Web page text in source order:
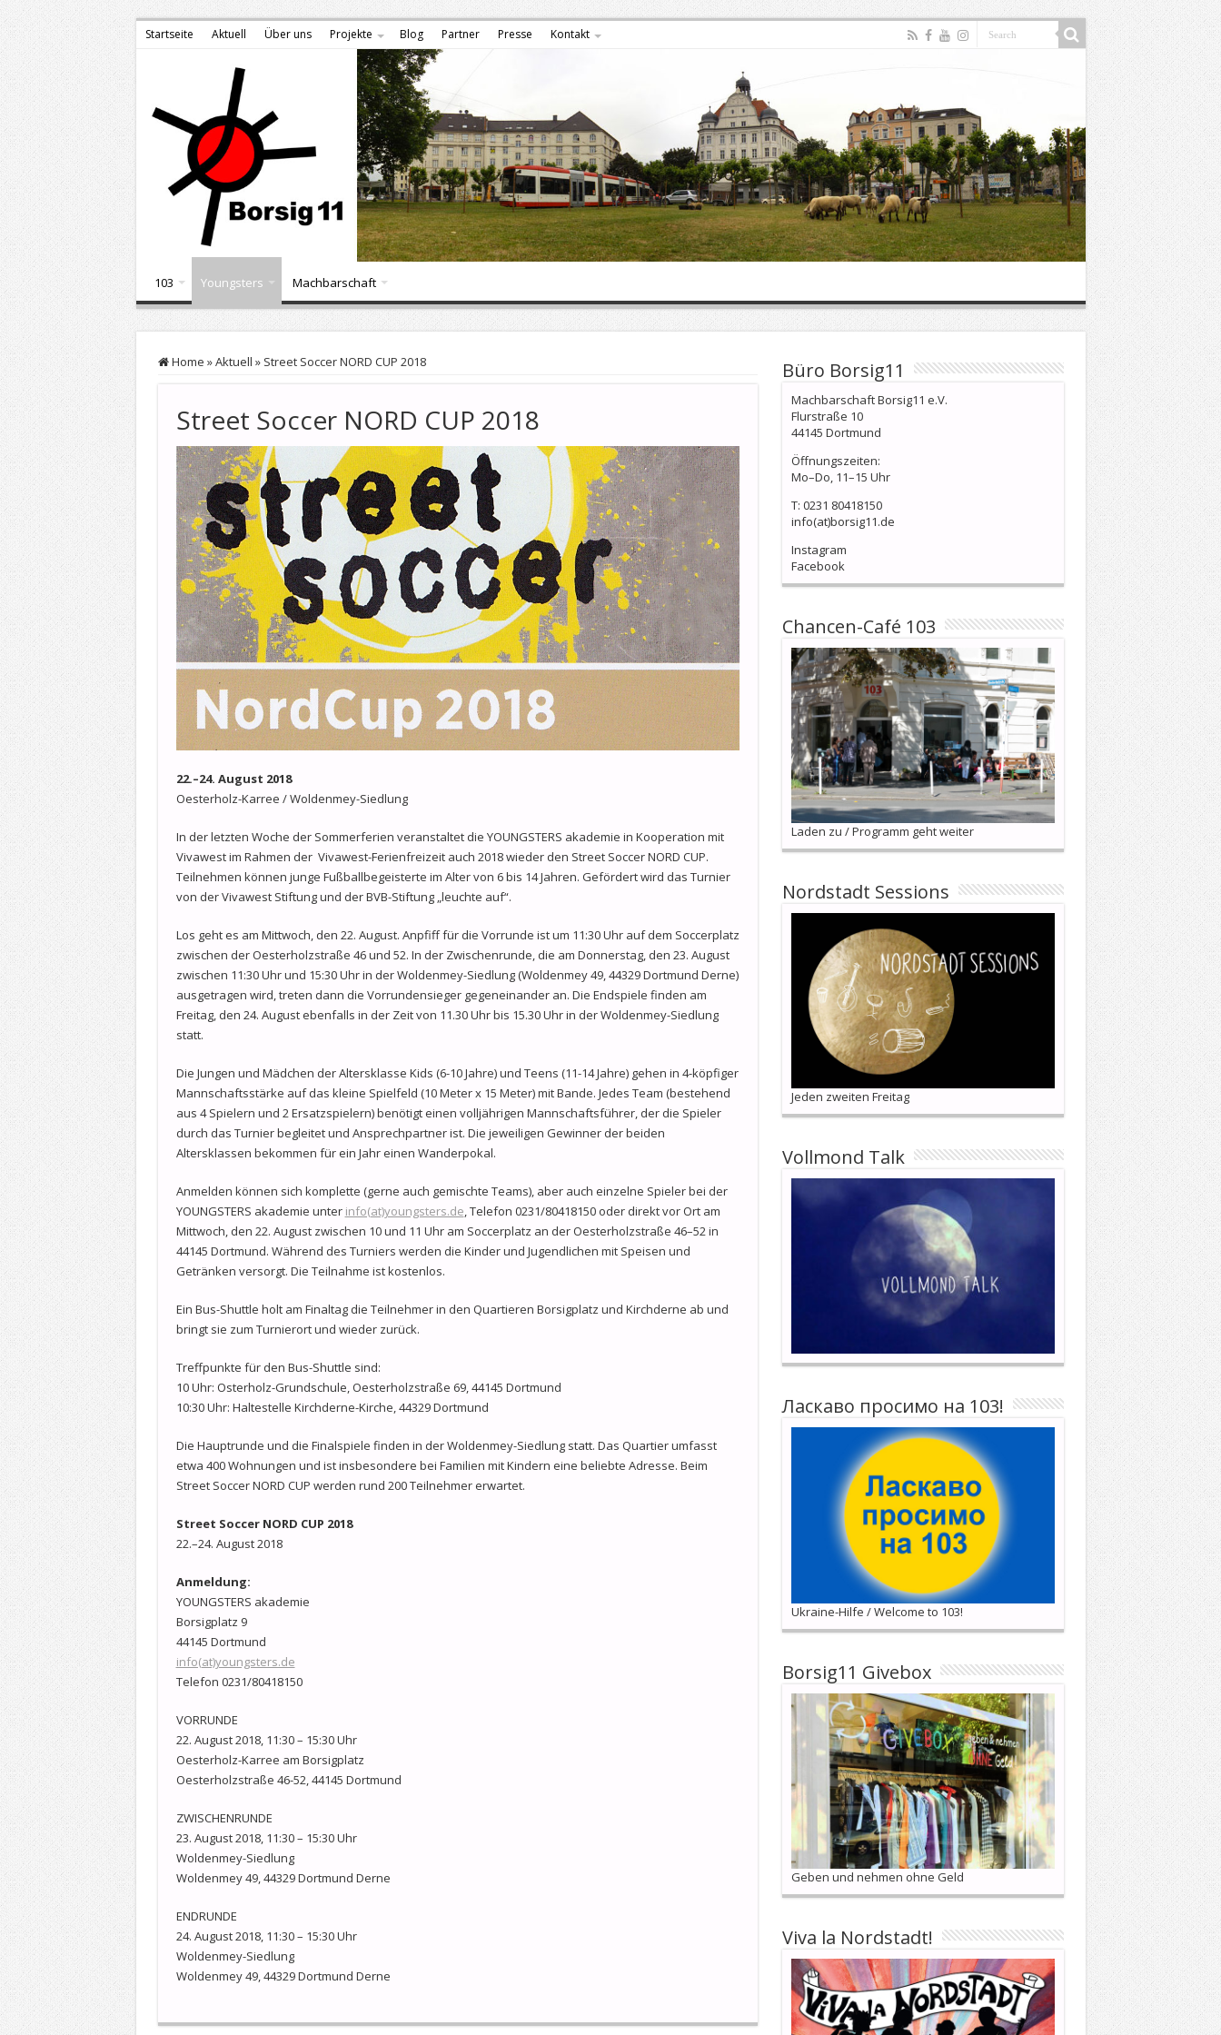
Startseite Aktuell Über uns Projekte Blog Partner Presse Kontakt
103 Youngsters Machbarschaft
Home »Aktuell » Street Soccer NORD CUP 2018
Street Soccer NORD CUP 2018
22.–24. August 2018
Oesterholz-Karree / Woldenmey-Siedlung
In der letzten Woche der Sommerferien veranstaltet die YOUNGSTERS akademie in Kooperation mit
Vivawest im Rahmen der Vivawest-Ferienfreizeit auch 2018 wieder den Street Soccer NORD CUP.
Teilnehmen können junge Fußballbegeisterte im Alter von 6 bis 14 Jahren. Gefördert wird das Turnier
von der Vivawest Stiftung und der BVB-Stiftung „leuchte auf“.
Los geht es am Mittwoch, den 22. August. Anpfiff für die Vorrunde ist um 11:30 Uhr auf dem Soccerplatz
zwischen der Oesterholzstraße 46 und 52. In der Zwischenrunde, die am Donnerstag, den 23. August
zwischen 11:30 Uhr und 15:30 Uhr in der Woldenmey-Siedlung (Woldenmey 49, 44329 Dortmund Derne)
ausgetragen wird, treten dann die Vorrundensieger gegeneinander an. Die Endspiele finden am
Freitag, den 24. August ebenfalls in der Zeit von 11.30 Uhr bis 15.30 Uhr in der Woldenmey-Siedlung
statt.
Die Jungen und Mädchen der Altersklasse Kids (6-10 Jahre) und Teens (11-14 Jahre) gehen in 4-köpfiger
Mannschaftsstärke auf das kleine Spielfeld (10 Meter x 15 Meter) mit Bande. Jedes Team (bestehend
aus 4 Spielern und 2 Ersatzspielern) benötigt einen volljährigen Mannschaftsführer, der die Spieler
durch das Turnier begleitet und Ansprechpartner ist. Die jeweiligen Gewinner der beiden
Altersklassen bekommen für ein Jahr einen Wanderpokal.
Anmelden können sich komplette (gerne auch gemischte Teams), aber auch einzelne Spieler bei der
YOUNGSTERS akademie unter info(at)youngsters.de, Telefon 0231/80418150 oder direkt vor Ort am
Mittwoch, den 22. August zwischen 10 und 11 Uhr am Soccerplatz an der Oesterholzstraße 46–52 in
44145 Dortmund. Während des Turniers werden die Kinder und Jugendlichen mit Speisen und
Getränken versorgt. Die Teilnahme ist kostenlos.
Ein Bus-Shuttle holt am Finaltag die Teilnehmer in den Quartieren Borsigplatz und Kirchderne ab und
bringt sie zum Turnierort und wieder zurück.
Treffpunkte für den Bus-Shuttle sind:
10 Uhr: Osterholz-Grundschule, Oesterholzstraße 69, 44145 Dortmund
10:30 Uhr: Haltestelle Kirchderne-Kirche, 44329 Dortmund
Die Hauptrunde und die Finalspiele finden in der Woldenmey-Siedlung statt. Das Quartier umfasst
etwa 400 Wohnungen und ist insbesondere bei Familien mit Kindern eine beliebte Adresse. Beim
Street Soccer NORD CUP werden rund 200 Teilnehmer erwartet.
Street Soccer NORD CUP 2018
22.–24. August 2018
Anmeldung:
YOUNGSTERS akademie
Borsigplatz 9
44145 Dortmund
info(at)youngsters.de
Telefon 0231/80418150
VORRUNDE
22. August 2018, 11:30 – 15:30 Uhr
Oesterholz-Karree am Borsigplatz
Oesterholzstraße 46-52, 44145 Dortmund
ZWISCHENRUNDE
23. August 2018, 11:30 – 15:30 Uhr
Woldenmey-Siedlung
Woldenmey 49, 44329 Dortmund Derne
ENDRUNDE
24. August 2018, 11:30 – 15:30 Uhr
Woldenmey-Siedlung
Woldenmey 49, 44329 Dortmund Derne
Büro Borsig11
Machbarschaft Borsig11 e.V.
Flurstraße 10
44145 Dortmund
Öffnungszeiten:
Mo–Do, 11–15 Uhr
T: 0231 80418150
info(at)borsig11.de
Instagram
Facebook
Chancen-Café 103
Laden zu / Programm geht weiter
Nordstadt Sessions
Jeden zweiten Freitag
Vollmond Talk
Ласкаво просимо на 103!
Ukraine-Hilfe / Welcome to 103!
Borsig11 Givebox
Geben und nehmen ohne Geld
Viva la Nordstadt!